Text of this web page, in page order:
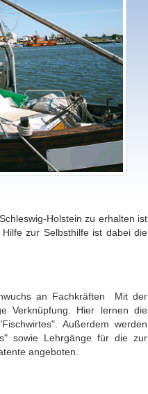
Holstein zu erhalten ist
zur Selbsthilfe ist dabei die
an Fachkräften Mit der
Verknüpfung. Hier lernen die
Außerdem werden
sowie Lehrgänge für die zur
angeboten.